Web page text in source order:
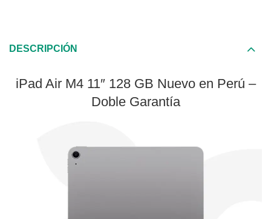
DESCRIPCIÓN
iPad Air M4 11″ 128 GB Nuevo en Perú –
Doble Garantía